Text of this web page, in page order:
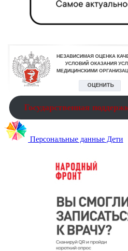
Государственная
Персональные данные Дети